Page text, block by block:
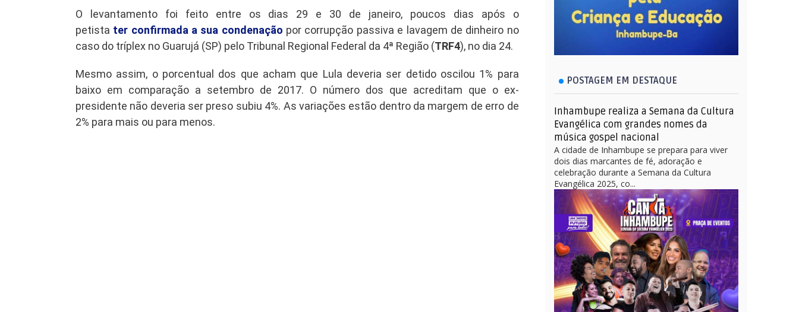
O levantamento foi feito entre os dias 29 e 30 de janeiro, poucos dias após o
petista ter confirmada a sua condenação por corrupção passiva e lavagem de dinheiro no
caso do tríplex no Guarujá (SP) pelo Tribunal Regional Federal da 4ª Região (TRF4), no dia 24.
Mesmo assim, o porcentual dos que acham que Lula deveria ser detido oscilou 1% para
baixo em comparação a setembro de 2017. O número dos que acreditam que o ex-
presidente não deveria ser preso subiu 4%. As variações estão dentro da margem de erro de
2% para mais ou para menos.
POSTAGEM EM DESTAQUE
Inhambupe realiza a Semana da Cultura
Evangélica com grandes nomes da
música gospel nacional
A cidade de Inhambupe se prepara para viver
dois dias marcantes de fé, adoração e
celebração durante a Semana da Cultura
Evangélica 2025, co...